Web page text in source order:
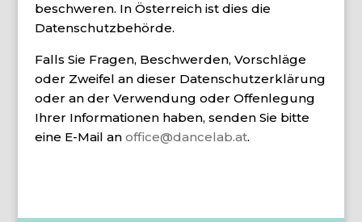
beschweren. In Österreich ist dies die
Datenschutzbehörde.
Falls Sie Fragen, Beschwerden, Vorschläge
oder Zweifel an dieser Datenschutzerklärung
oder an der Verwendung oder Offenlegung
Ihrer Informationen haben, senden Sie bitte
eine E-Mail an office@dancelab.at.